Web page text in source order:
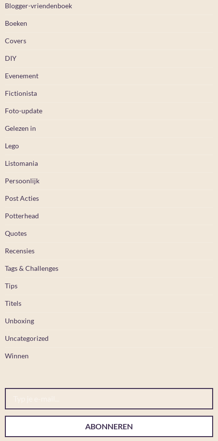
Blogger-vriendenboek
Boeken
Covers
DIY
Evenement
Fictionista
Foto-update
Gelezen in
Lego
Listomania
Persoonlijk
Post Acties
Potterhead
Quotes
Recensies
Tags & Challenges
Tips
Titels
Unboxing
Uncategorized
Winnen
Typ je e-mail...
ABONNEREN